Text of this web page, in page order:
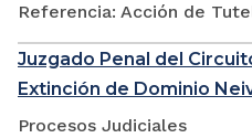
Referencia: Acción de
Juzgado Penal del
Extinción de Dominio
Procesos Judiciales